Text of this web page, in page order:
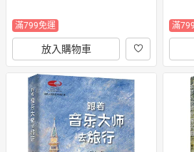
滿799免運
放入購物車
滿